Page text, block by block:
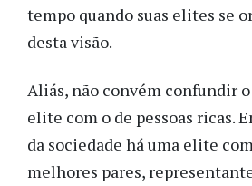
tempo quando suas elites se
desta visão.
Aliás, não convém confundir
elite com o de pessoas ricas.
da sociedade há uma elite
melhores pares,